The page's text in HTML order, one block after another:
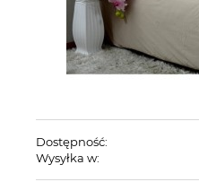
Dostępność:
Wysyłka w: